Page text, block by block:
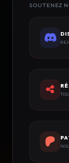
SOUTENEZ